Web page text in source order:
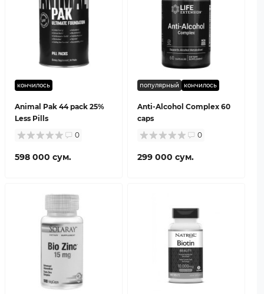
кончилось
Animal Pak 44 pack 25%
Less Pills
0
598 000 сум.
популярный кончилось
Anti-Alcohol Complex 60
caps
0
299 000 сум.